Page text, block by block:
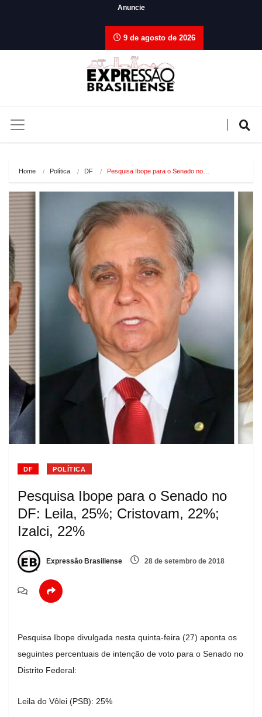
Anuncie
9 de agosto de 2026
Home Política DF Pesquisa Ibope para o Senado no…
DF POLÍTICA
Pesquisa Ibope para o Senado no
DF: Leila, 25%; Cristovam, 22%;
Izalci, 22%
Expressão Brasiliense 28 de setembro de 2018
Pesquisa Ibope divulgada nesta quinta-feira (27) aponta os
seguintes percentuais de intenção de voto para o Senado no
Distrito Federal:
Leila do Vôlei (PSB): 25%